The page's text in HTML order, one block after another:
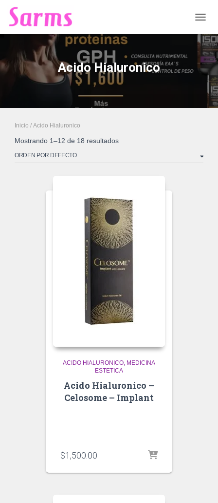
Acido Hialuronico
Inicio / Acido Hialuronico
Mostrando 1–12 de 18 resultados
ACIDO HIALURONICO MEDICINA
ESTETICA
Acido Hialuronico –
Celosome – Implant
$1,500.00